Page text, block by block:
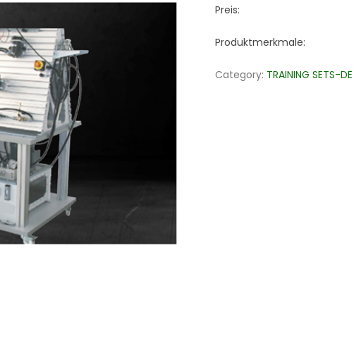
Preis:
Produktmerkmale:
Category: TRAINING SETS-DE